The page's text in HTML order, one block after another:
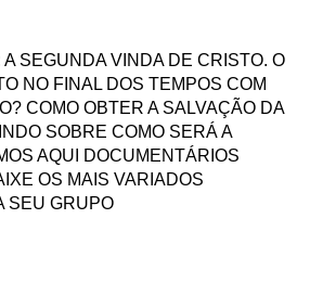
SEGUNDA VINDA DE CRISTO. O
NO FINAL DOS TEMPOS COM
COMO OBTER A SALVAÇÃO DA
SOBRE COMO SERÁ A
AQUI DOCUMENTÁRIOS
OS MAIS VARIADOS
SEU GRUPO